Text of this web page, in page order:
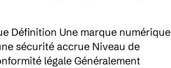
Définition Une marque numérique
sécurité accrue Niveau de
légale Généralement